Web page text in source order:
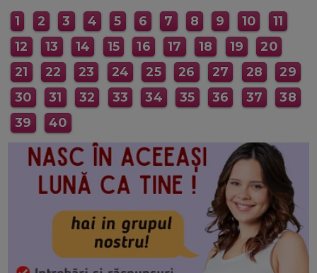
1 2 3 4 5 6 7 8 9 10
11
12
13 14 15 16 17 18 19
20
21
22 23 24 25 26 27 28
29
30
31 32 33 34 35 36 37
38
39
40